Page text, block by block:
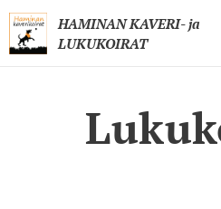
HAMINAN KAVERI- ja
LUKUKOIRAT